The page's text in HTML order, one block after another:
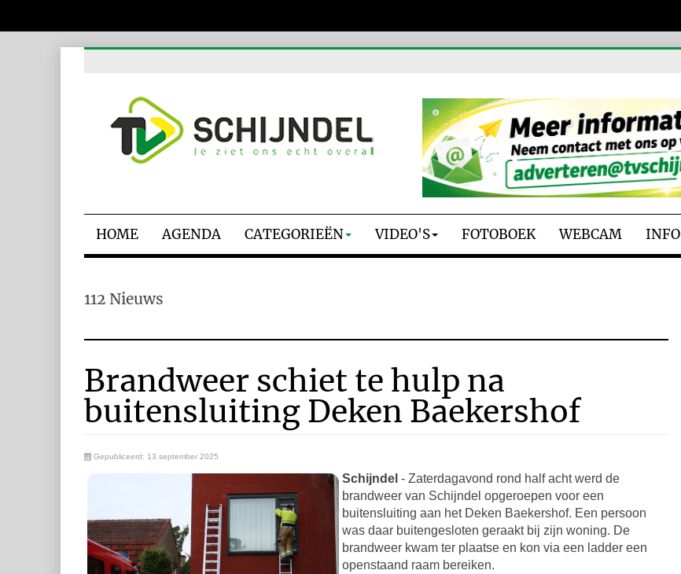
HOME AGENDA CATEGORIEËN VIDEO'S FOTOBOEK WEBCAM INFO
112 Nieuws
Brandweer schiet te hulp na
buitensluiting Deken Baekershof
Gepubliceerd: 13 september 2025
Schijndel - Zaterdagavond rond half acht werd de
brandweer van Schijndel opgeroepen voor een
buitensluiting aan het Deken Baekershof. Een persoon
was daar buitengesloten geraakt bij zijn woning. De
brandweer kwam ter plaatse en kon via een ladder een
openstaand raam bereiken.